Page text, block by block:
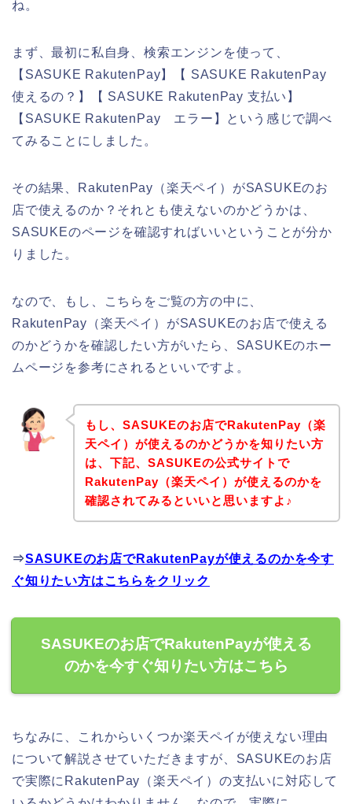
ね。
まず、最初に私自身、検索エンジンを使って、
【SASUKE RakutenPay】【 SASUKE RakutenPay
使えるの？】【 SASUKE RakutenPay 支払い】
【SASUKE RakutenPay エラー】という感じで調べ
てみることにしました。
その結果、RakutenPay（楽天ペイ）がSASUKEのお
店で使えるのか？それとも使えないのかどうかは、
SASUKEのページを確認すればいいということが分か
りました。
なので、もし、こちらをご覧の方の中に、
RakutenPay（楽天ペイ）がSASUKEのお店で使える
のかどうかを確認したい方がいたら、SASUKEのホー
ムページを参考にされるといいですよ。
もし、SASUKEのお店でRakutenPay（楽
天ペイ）が使えるのかどうかを知りたい方
は、下記、SASUKEの公式サイトで
RakutenPay（楽天ペイ）が使えるのかを
確認されてみるといいと思いますよ♪
⇒SASUKEのお店でRakutenPayが使えるのかを今す
ぐ知りたい方はこちらをクリック
SASUKEのお店でRakutenPayが使える
のかを今すぐ知りたい方はこちら
ちなみに、これからいくつか楽天ペイが使えない理由
について解説させていただきますが、SASUKEのお店
で実際にRakutenPay（楽天ペイ）の支払いに対応して